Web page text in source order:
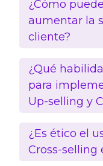
¿Cómo
aumentar la
cliente?
¿Qué
para
Up-selling y
¿Es ético el
Cross-selling